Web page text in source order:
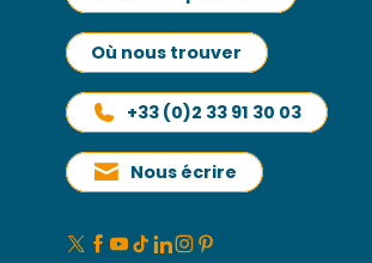
Où nous trouver
+33 (0)2 33 91 30 03
Nous écrire